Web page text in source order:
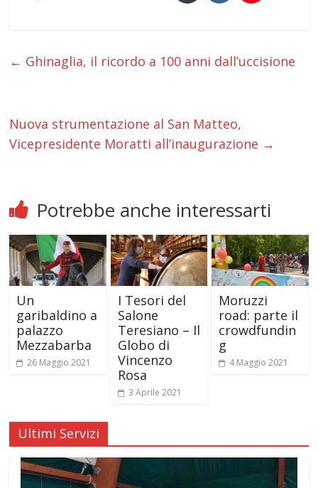
← Ghinaglia, il ricordo a 100 anni dall’uccisione
Nuova strumentazione al San Matteo,
Vicepresidente Moratti all’inaugurazione →
Potrebbe anche interessarti
Un
garibaldino a
palazzo
Mezzabarba
26 Maggio 2021
I Tesori del
Salone
Teresiano – Il
Globo di
Vincenzo
Rosa
3 Aprile 2021
Moruzzi
road: parte il
crowdfundin
g
4 Maggio 2021
Ultimi Servizi